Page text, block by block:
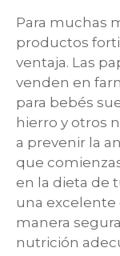
Para muchas
productos
ventaja. Las
venden en
para bebés
hierro y otros
a prevenir la
que
en la dieta de
una excelente
manera
nutrición